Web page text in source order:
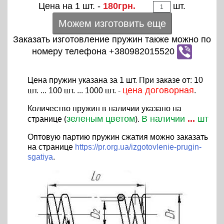
Цена на 1 шт. - 180грн. шт.
Можем изготовить еще
Заказать изготовление пружин также можно по
номеру телефона +380982015520
Цена пружин указана за 1 шт. При заказе от: 10
шт. ... 100 шт. ... 1000 шт. - цена договорная.
Количество пружин в наличии указано на
странице (зеленым цветом). В наличии ... шт
Оптовую партию пружин сжатия можно заказать
на странице https://pr.org.ua/izgotovlenie-prugin-
sgatiya.